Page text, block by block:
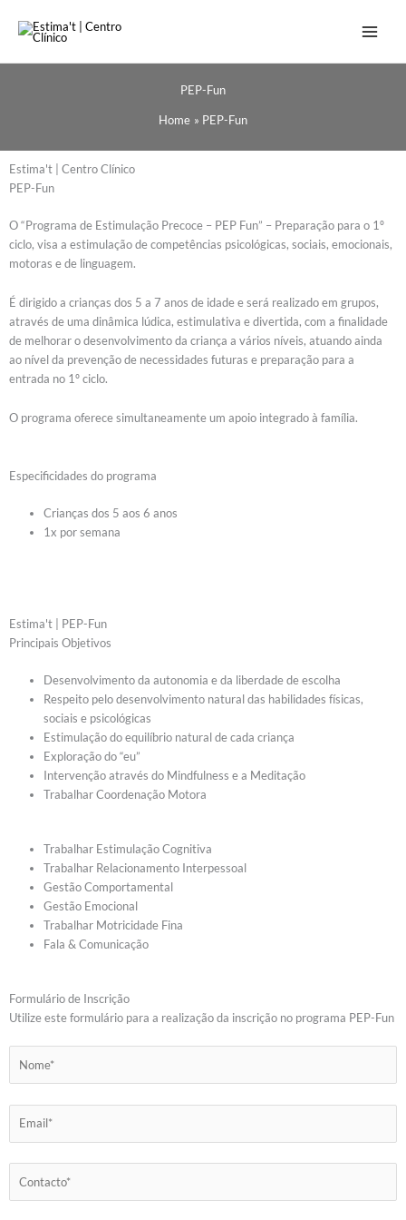
PEP-Fun
Home PEP-Fun
Estima't | Centro Clínico
PEP-Fun
O “Programa de Estimulação Precoce – PEP Fun” – Preparação para o 1º
ciclo, visa a estimulação de competências psicológicas, sociais, emocionais,
motoras e de linguagem.
É dirigido a crianças dos 5 a 7 anos de idade e será realizado em grupos,
através de uma dinâmica lúdica, estimulativa e divertida, com a finalidade
de melhorar o desenvolvimento da criança a vários níveis, atuando ainda
ao nível da prevenção de necessidades futuras e preparação para a
entrada no 1º ciclo.
O programa oferece simultaneamente um apoio integrado à família.
Especificidades do programa
Crianças dos 5 aos 6 anos
1x por semana
Estima't | PEP-Fun
Principais Objetivos
Desenvolvimento da autonomia e da liberdade de escolha
Respeito pelo desenvolvimento natural das habilidades físicas,
sociais e psicológicas
Estimulação do equilíbrio natural de cada criança
Exploração do “eu”
Intervenção através do Mindfulness e a Meditação
Trabalhar Coordenação Motora
Trabalhar Estimulação Cognitiva
Trabalhar Relacionamento Interpessoal
Gestão Comportamental
Gestão Emocional
Trabalhar Motricidade Fina
Fala & Comunicação
Formulário de Inscrição
Utilize este formulário para a realização da inscrição no programa PEP-Fun